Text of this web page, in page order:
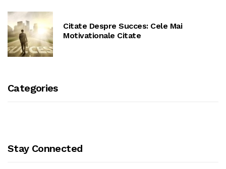
Citate Despre Succes: Cele Mai
Motivationale Citate
Categories
Stay Connected